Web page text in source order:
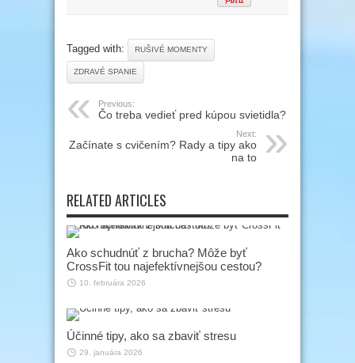
Tagged with: RUŠIVÉ MOMENTY
ZDRAVÉ SPANIE
Previous:
Čo treba vedieť pred kúpou svietidla?
Next:
Začínate s cvičením? Rady a tipy ako
na to
RELATED ARTICLES
Ako schudnúť z brucha? Môže byť
CrossFit tou najefektívnejšou cestou?
10. februára 2026
Účinné tipy, ako sa zbaviť stresu
29. januára 2026